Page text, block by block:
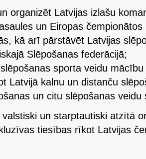
organizēt Latvijas izlašu
un Eiropas
kā arī pārstāvēt Latvijas
Slēpošanas federācijā;
sporta veidu
Latvijā kalnu un distanču
un citu slēpošanas veidu
un starptautiski atzītā
tiesības rīkot Latvijas